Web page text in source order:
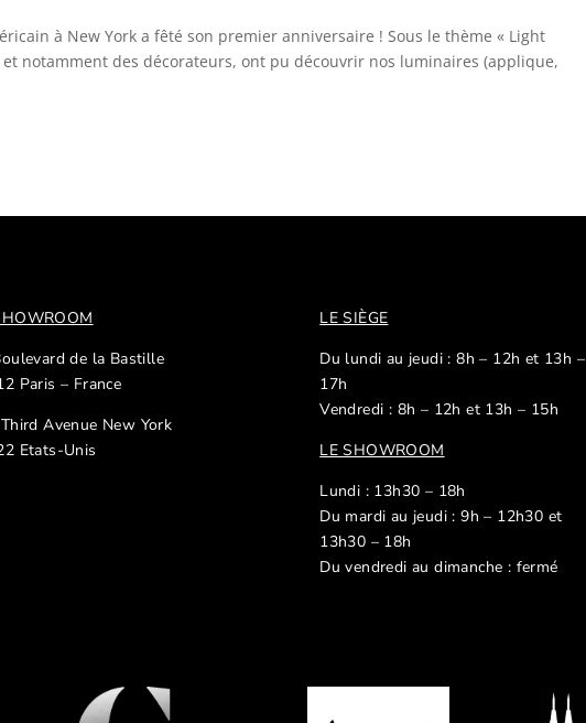
à New York a fêté son premier anniversaire ! Sous le thème « Light
notamment des décorateurs, ont pu découvrir nos luminaires (applique,
de la Bastille
Paris – France
Avenue New York
Etats-Unis
LE SIÈGE
Du lundi au jeudi : 8h – 12h et 13h –
17h
Vendredi : 8h – 12h et 13h – 15h
LE SHOWROOM
Lundi : 13h30 – 18h
Du mardi au jeudi : 9h – 12h30 et
13h30 – 18h
Du vendredi au dimanche : fermé